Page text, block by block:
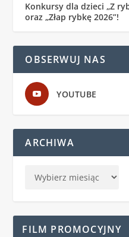
Konkursy dla dzieci „Z
oraz „Złap rybkę 2026”!
OBSERWUJ NAS
YOUTUBE
ARCHIWA
FILM PROMOCYJNY